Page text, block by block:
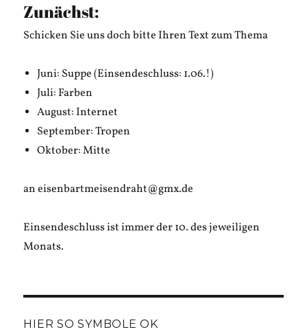
Zunächst:
Schicken Sie uns doch bitte Ihren Text zum Thema
Juni: Suppe (Einsendeschluss: 1.06.!)
Juli: Farben
August: Internet
September: Tropen
Oktober: Mitte
an eisenbartmeisendraht@gmx.de
Einsendeschluss ist immer der 10. des jeweiligen
Monats.
HIER SO SYMBOLE OK